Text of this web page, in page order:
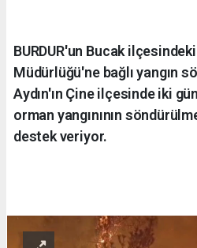
BURDUR'un Bucak
Müdürlüğü'ne bağlı yangın
Aydın'ın Çine ilçesinde iki
orman yangınının
destek veriyor.